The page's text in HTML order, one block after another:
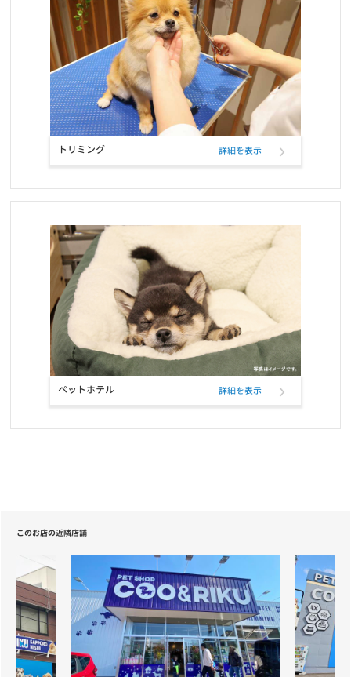
2021/10/12 お知らせ
定期フードサービス ELMOパッケージリニューアルのお知らせ
2021/10/12 お知らせ
定期フードアプリでフードサンプル配布のお知らせ
2021/09/22 お知らせ
おかげさまで5冠達成致しました！！
2021/07/27 お知らせ
ELMO「ラムライスポテト」「アダルト・インドア」の配送遅延に
ついて
2021/05/20 お知らせ
【重要】定期フードサービス配送業者変更のお知らせ
2020/12/01 お知らせ
長期保障付きの「あんしん半額キャンペーン」が登場
2020/10/19 お知らせ
【サービス終了のお知らせ】自宅でこんにちワン～お家で抱っこサ
ービス～
トリミング 詳細を表示
ペットホテル 詳細を表示
このお店の近隣店舗